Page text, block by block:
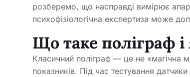
розберемо, що насправді вимірює
психофізіологічна експертиза може
Що таке поліграф і
Класичний поліграф — це не «магічна
показників. Під час тестування